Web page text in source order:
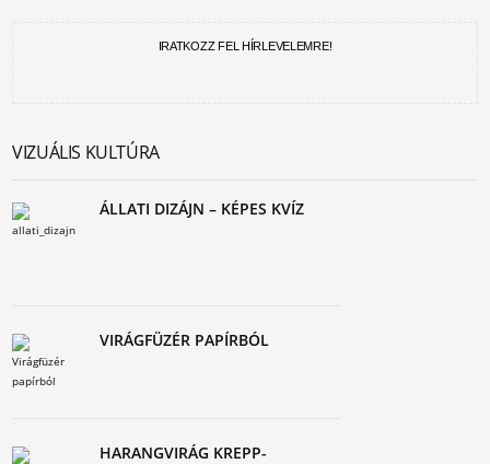
IRATKOZZ FEL HÍRLEVELEMRE!
VIZUÁLIS KULTÚRA
ÁLLATI DIZÁJN – KÉPES KVÍZ
VIRÁGFÜZÉR PAPÍRBÓL
HARANGVIRÁG KREPP-